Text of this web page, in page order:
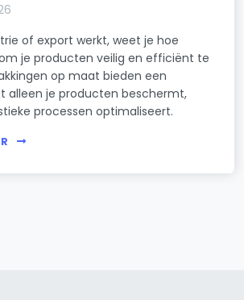
of export werkt, weet je hoe
je producten veilig en efficiënt te
op maat bieden een
alleen je producten beschermt,
processen optimaliseert.